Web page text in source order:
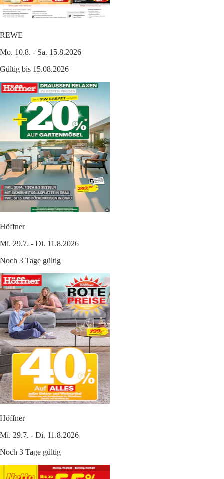
REWE
Mo. 10.8. - Sa. 15.8.2026
Gültig bis 15.08.2026
Höffner
Mi. 29.7. - Di. 11.8.2026
Noch 3 Tage gültig
Höffner
Mi. 29.7. - Di. 11.8.2026
Noch 3 Tage gültig